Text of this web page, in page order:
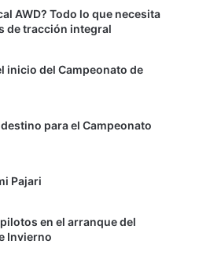
AWD? Todo lo que necesita
de tracción integral
inicio del Campeonato de
para el Campeonato
Pajari
en el arranque del
Invierno